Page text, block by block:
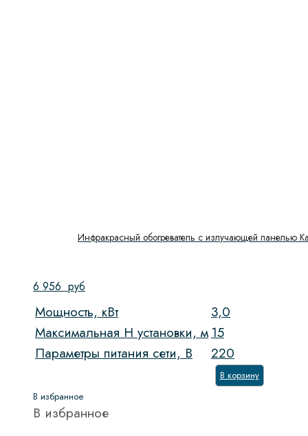
Инфракрасный обогреватель с излучающей панелью
6 956 руб
Мощность, кВт
3,0
Максимальная H установки, м 15
Параметры питания сети, В
220
В корзину
В избранное
В избранное